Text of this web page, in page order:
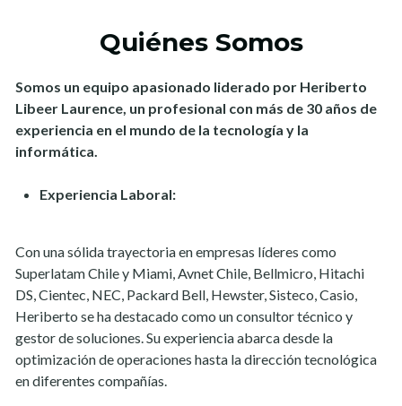
Quiénes Somos
Somos un equipo apasionado liderado por Heriberto
Libeer Laurence, un profesional con más de 30 años de
experiencia en el mundo de la tecnología y la
informática.
Experiencia Laboral:
Con una sólida trayectoria en empresas líderes como
Superlatam Chile y Miami, Avnet Chile, Bellmicro, Hitachi
DS, Cientec, NEC, Packard Bell, Hewster, Sisteco, Casio,
Heriberto se ha destacado como un consultor técnico y
gestor de soluciones. Su experiencia abarca desde la
optimización de operaciones hasta la dirección tecnológica
en diferentes compañías.